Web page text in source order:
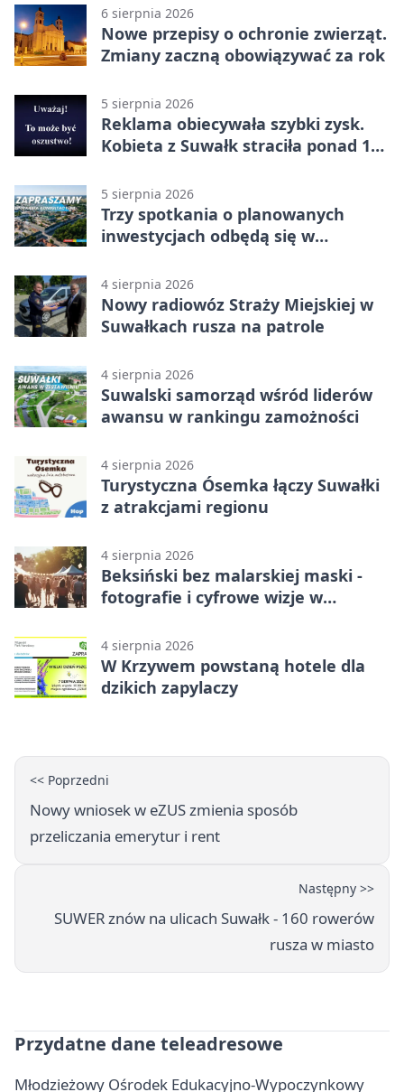
6 sierpnia 2026
Nowe przepisy o ochronie zwierząt.
Zmiany zaczną obowiązywać za rok
5 sierpnia 2026
Reklama obiecywała szybki zysk.
Kobieta z Suwałk straciła ponad 190
5 sierpnia 2026
Trzy spotkania o planowanych
inwestycjach odbędą się w
4 sierpnia 2026
Nowy radiowóz Straży Miejskiej w
Suwałkach rusza na patrole
4 sierpnia 2026
Suwalski samorząd wśród liderów
awansu w rankingu zamożności
4 sierpnia 2026
Turystyczna Ósemka łączy Suwałki
z atrakcjami regionu
4 sierpnia 2026
Beksiński bez malarskiej maski -
fotografie i cyfrowe wizje w
4 sierpnia 2026
W Krzywem powstaną hotele dla
dzikich zapylaczy
<< Poprzedni
Nowy wniosek w eZUS zmienia sposób
przeliczania emerytur i rent
Następny >>
SUWER znów na ulicach Suwałk - 160 rowerów
rusza w miasto
Przydatne dane teleadresowe
Młodzieżowy Ośrodek Edukacyjno-Wypoczynkowy